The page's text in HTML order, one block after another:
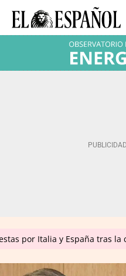
por Italia y España tras